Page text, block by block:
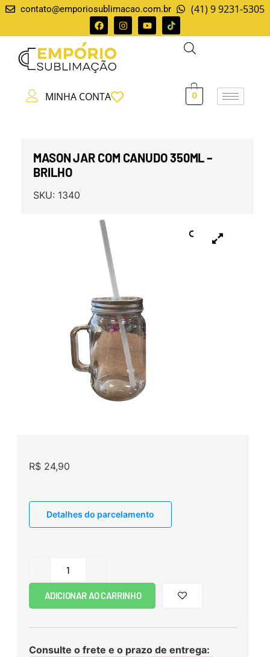
contato@emporiosublimacao.com.br (41) 9 9231-5305
MINHA CONTA 0
MASON JAR COM CANUDO 350ML –
BRILHO
SKU: 1340
R$24,90
Detalhes do parcelamento
ADICIONAR AO CARRINHO
Consulte o frete e o prazo de entrega: